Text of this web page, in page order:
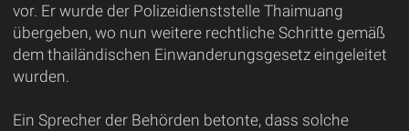
vor. Er wurde der Polizeidienststelle Thaimuang
übergeben, wo nun weitere rechtliche Schritte gemäß
dem thailändischen Einwanderungsgesetz eingeleitet
wurden.
Ein Sprecher der Behörden betonte, dass solche